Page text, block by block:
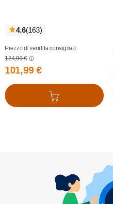
4.6(163recensioni
)
Prezzo di vendita consigliato
124,99 €
101,99 €
Aggiungi al carrello